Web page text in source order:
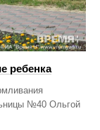
ребенка
№40 Ольгой